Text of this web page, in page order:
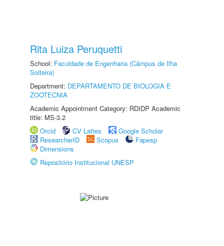
Rita Luiza Peruquetti
School: Faculdade de Engenharia (Câmpus de Ilha
Solteira)
Department: DEPARTAMENTO DE BIOLOGIA E
ZOOTECNIA
Academic Appointment Category: RDIDP Academic
title: MS-3.2
Orcid
CV Lattes
Google Scholar
ResearcherID
Scopus
Fapesp
Dimensions
Repositório Institucional UNESP